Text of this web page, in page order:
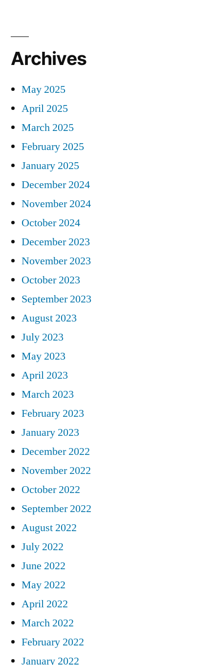
Archives
May 2025
April 2025
March 2025
February 2025
January 2025
December 2024
November 2024
October 2024
December 2023
November 2023
October 2023
September 2023
August 2023
July 2023
May 2023
April 2023
March 2023
February 2023
January 2023
December 2022
November 2022
October 2022
September 2022
August 2022
July 2022
June 2022
May 2022
April 2022
March 2022
February 2022
January 2022